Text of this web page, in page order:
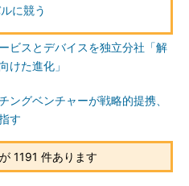
に競う
ビスとデバイスを独立分社「解
けた進化」
ングベンチャーが戦略的提携、
す
1191 件あります